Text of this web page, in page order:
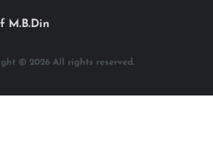
M.B.Din
© 2026 All rights reserved.